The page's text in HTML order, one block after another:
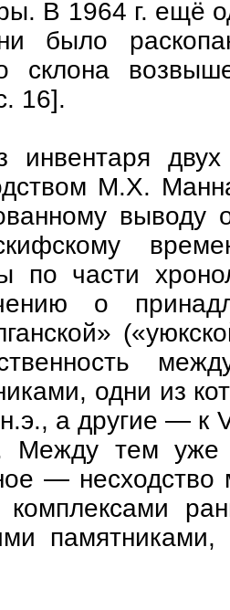
В 1964 г. ещё
было
склона
16].
инвентаря
М.X.
выводу
по части
о
одни из
а другие — к
Между тем уже
—